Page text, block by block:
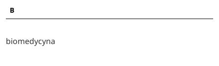
B
biomedycyna